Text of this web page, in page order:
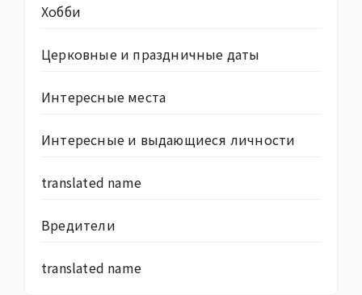
Хобби
Церковные и праздничные даты
Интересные места
Интересные и выдающиеся личности
translated name
Вредители
translated name